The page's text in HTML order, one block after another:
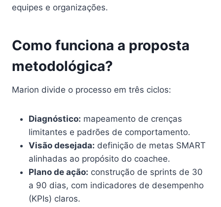
equipes e organizações.
Como funciona a proposta
metodológica?
Marion divide o processo em três ciclos:
Diagnóstico: mapeamento de crenças
limitantes e padrões de comportamento.
Visão desejada: definição de metas SMART
alinhadas ao propósito do coachee.
Plano de ação: construção de sprints de 30
a 90 dias, com indicadores de desempenho
(KPIs) claros.